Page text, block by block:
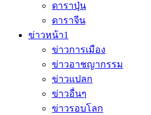
ดาราปุ่น
ดาราจีน
ข่าวหน้า1
ข่าวการเมือง
ข่าวอาชญากรรม
ข่าวแปลก
ข่าวอื่นๆ
ข่าวรอบโลก